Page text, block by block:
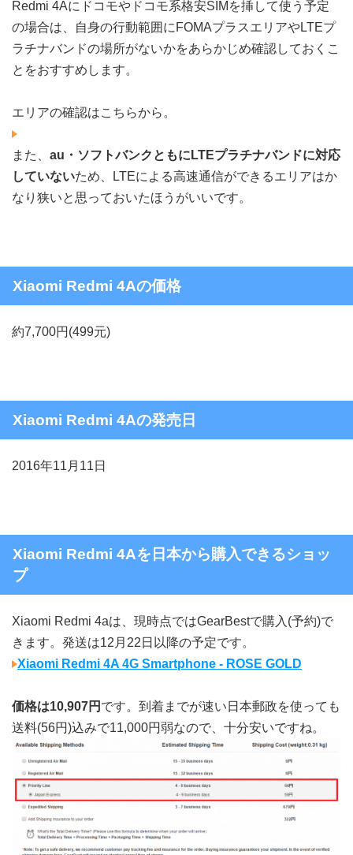
Redmi 4Aにドコモやドコモ系格安SIMを挿して使う予定
の場合は、自身の行動範囲にFOMAプラスエリアやLTEプ
ラチナバンドの場所がないかをあらかじめ確認しておくこ
とをおすすめします。
エリアの確認はこちらから。
また、 au・ソフトバンクともにLTEプラチナバンドに対応
していないため、LTEによる高速通信ができるエリアはか
なり狭いと思っておいたほうがいいです。
Xiaomi Redmi 4Aの価格
約7,700円(499元)
Xiaomi Redmi 4Aの発売日
2016年11月11日
Xiaomi Redmi 4Aを日本から購入できるショッ
プ
Xiaomi Redmi 4aは、現時点ではGearBestで購入(予約)で
きます。発送は12月22日以降の予定です。
Xiaomi Redmi 4A 4G Smartphone - ROSE GOLD
価格は10,907円 です。到着までが速い日本郵政を使っても
送料(56円)込みで11,000円弱なので、十分安いですね。